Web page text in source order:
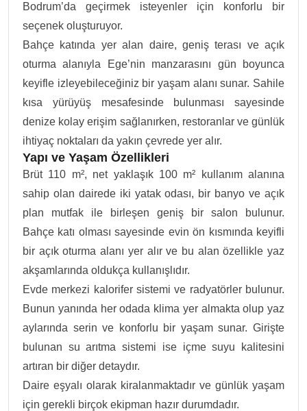
Bodrum’da geçirmek isteyenler için konforlu bir
seçenek oluşturuyor.
Bahçe katında yer alan daire, geniş terası ve açık
oturma alanıyla Ege’nin manzarasını gün boyunca
keyifle izleyebileceğiniz bir yaşam alanı sunar. Sahile
kısa yürüyüş mesafesinde bulunması sayesinde
denize kolay erişim sağlanırken, restoranlar ve günlük
ihtiyaç noktaları da yakın çevrede yer alır.
Yapı ve Yaşam Özellikleri
Brüt 110 m², net yaklaşık 100 m² kullanım alanına
sahip olan dairede iki yatak odası, bir banyo ve açık
plan mutfak ile birleşen geniş bir salon bulunur.
Bahçe katı olması sayesinde evin ön kısmında keyifli
bir açık oturma alanı yer alır ve bu alan özellikle yaz
akşamlarında oldukça kullanışlıdır.
Evde merkezi kalorifer sistemi ve radyatörler bulunur.
Bunun yanında her odada klima yer almakta olup yaz
aylarında serin ve konforlu bir yaşam sunar. Girişte
bulunan su arıtma sistemi ise içme suyu kalitesini
artıran bir diğer detaydır.
Daire eşyalı olarak kiralanmaktadır ve günlük yaşam
için gerekli birçok ekipman hazır durumdadır.